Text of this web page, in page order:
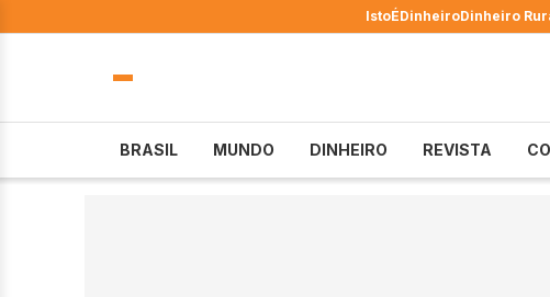
IstoÉDinheiroDinheiro
BRASIL MUNDO DINHEIRO REVISTA